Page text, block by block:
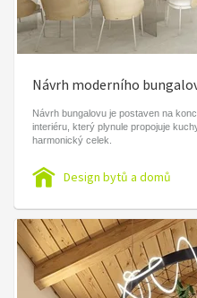
Návrh moderního
Návrh bungalovu je postaven na
interiéru, který plynule propojuje
harmonický celek.
Design bytů a domů